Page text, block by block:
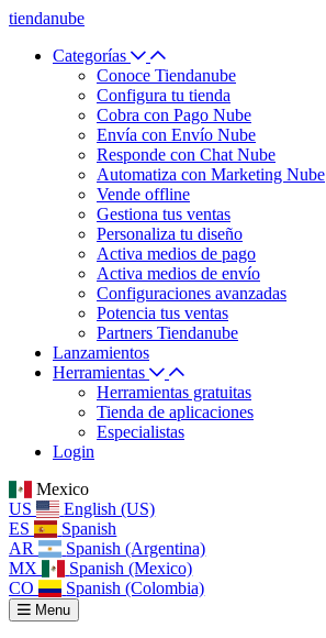
tiendanube
Categorías
Conoce Tiendanube
Configura tu tienda
Cobra con Pago Nube
Envía con Envío Nube
Responde con Chat Nube
Automatiza con Marketing Nube
Vende offline
Gestiona tus ventas
Personaliza tu diseño
Activa medios de pago
Activa medios de envío
Configuraciones avanzadas
Potencia tus ventas
Partners Tiendanube
Lanzamientos
Herramientas
Herramientas gratuitas
Tienda de aplicaciones
Especialistas
Login
Mexico
US
English (US)
ES
Spanish
AR
Spanish (Argentina)
MX
Spanish (Mexico)
CO
Spanish (Colombia)
Menu